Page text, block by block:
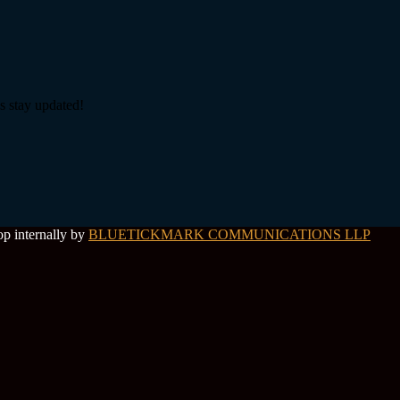
stay updated!
internally by BLUETICKMARK COMMUNICATIONS LLP